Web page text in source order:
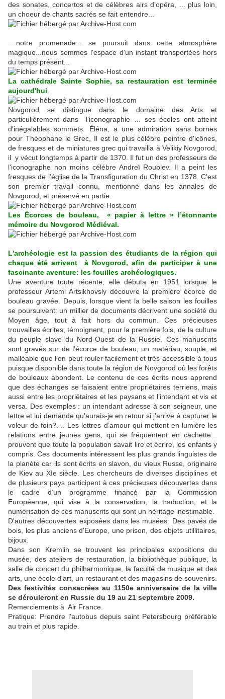
des sonates, concertos et de célèbres airs d’opéra, ... plus loin,
un choeur de chants sacrés se fait entendre...
....notre promenade... se poursuit dans cette atmosphère
magique...nous sommes l'espace d'un instant transportées hors
du temps présent...
La cathédrale Sainte Sophie, sa restauration est terminée
aujourd'hui
Novgorod se distingue dans le domaine des Arts et
particulièrement dans l’iconographie … ses écoles ont atteint
d'inégalables sommets. Éléna, a une admiration sans bornes
pour Théophane le Grec, Il est le plus célèbre peintre d'icônes,
de fresques et de miniatures grec qui travailla à Velikiy Novgorod,
il y vécut longtemps à partir de 1370. Il fut un des professeurs de
l'iconographe non moins célébre Andreï Roublev. Il a peint les
fresques de l'église de la Transfiguration du Christ en 1378. C'est
son premier travail connu, mentionné dans les annales de
Novgorod, et préservé en partie.
Les Écorces de bouleau, « papier à lettre » l’étonnante
mémoire du Novgorod Médiéval.
L'archéologie est la passion des étudiants de la région qui
chaque été arrivent à Novgorod, afin de participer à une
fascinante aventure: les fouilles archéologiques.
Une aventure toute récente; elle débuta en 1951 lorsque le
professeur Artemi Artsikhovsly découvre la première écorce de
bouleau gravée. Depuis, lorsque vient la belle saison les fouilles
se poursuivent: un millier de documents décrivent une société du
Moyen âge, tout à fait hors du commun. Ces précieuses
trouvailles écrites, témoignent, pour la première fois, de la culture
du peuple slave du Nord-Ouest de la Russie. Ces manuscrits
sont gravés sur de l’écorce de bouleau, un matériau, souple, et
malléable que l’on peut rouler facilement et très accessible à tous
puisque disponible dans toute la région de Novgorod où les forêts
de bouleaux abondent. Le contenu de ces écrits nous apprend
que des échanges se faisaient entre propriétaires terriens, mais
aussi entre les propriétaires et les paysans et l’intendant et vis et
versa. Des exemples : un intendant adresse à son seigneur, une
lettre et lui demande qu’aurais-je en retour si j’arrive à capturer le
voleur de foin?. .. Les lettres d’amour qui mettent en lumière les
relations entre jeunes gens, qui se fréquentent en cachette...
prouvent que toute la population savait lire et écrire, les enfants y
compris. Ces documents intéressent les plus grands linguistes de
la planète car ils sont écrits en slavon, du vieux Russe, originaire
de Kiev au XIe siècle. Les chercheurs de diverses disciplines et
de plusieurs pays participent à ces précieuses découvertes dans
le cadre d’un programme financé par la Commission
Européenne, qui vise à la conservation, la traduction, et la
numérisation de ces manuscrits qui sont un héritage inestimable.
D'autres découvertes exposées dans les musées: Des pavés de
bois, les plus anciens d'Europe, une prison, des objets utillitaires,
bijoux.
Dans son Kremlin se trouvent les principales expositions du
musée, des ateliers de restauration, la bibliothèque publique, la
salle de concert du philharmonique, la faculté de musique et des
arts, une école d'art, un restaurant et des magasins de souvenirs.
Des festivités consacrées au 1150e anniversaire de la ville
se dérouleront en Russie du 19 au 21 septembre 2009.
Remerciements à Air France.
Pratique: Prendre l'autobus depuis saint Petersbourg préférable
au train et plus rapide.